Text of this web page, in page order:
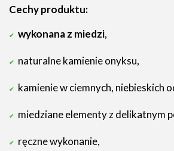
Cechy produktu:
wykonana z miedzi,
naturalne kamienie onyksu,
kamienie w ciemnych, niebieskich
miedziane elementy z delikatnym
ręczne wykonanie,